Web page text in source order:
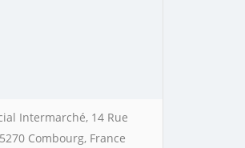
Intermarché, 14 Rue
Combourg, France